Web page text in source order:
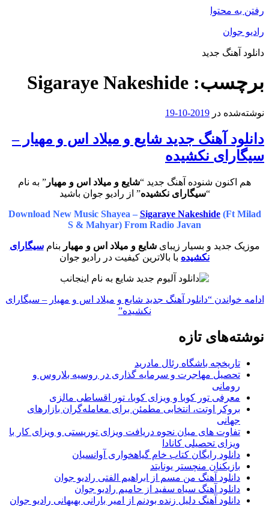
رفتن به محتوا
رادیو جوان
دانلود آهنگ جدید
برچسب: Sigaraye Nakeshide
نوشته‌شده در 2019-10-19
دانلود آهنگ جدید شایع و میلاد اس و مهیار –
سیگارای نکشیده
هم اکنون شنوده آهنگ جدید “شایع و میلاد اس و مهیار ” به نام
“سیگارای نکشیده” از رادیو جوان باشید
Download New Music Shayea – Sigaraye Nakeshide(Ft Milad
S & Mahyar) From Radio Javan
موزیک جدید و بسیار زیبایشایع و میلاد اس و مهیار بنامسیگارای
نکشیده با بالاترین کیفیت در رادیو جوان
ادامه خواندن “دانلود آهنگ جدید شایع و میلاد اس و مهیار – سیگارای
نکشیده”
نوشته‌های تازه
تاریخچه باشگاه رئال مادرید
تحصیل مهاجرت و سرمایه گذاری در روسیه بلاروس و
رومانی
معرفی تور کوبا و ویزای کوبا، تور اقساطی مالزی
بروکر اوتت، انتخابی مطمئن برای معامله‌گران بازارهای
جهانی
تفاوت های میان نحوه دریافت ویزای توریستی و ویزای کار با
ویزای تحصیلی کانادا
دانلود رایگان کتاب خام گیاهخواری آوانسیان
بازیکنان منچستر یونایتد
دانلود آهنگ من مسم از ابراهیم الفتی رادیو جوان
دانلود آهنگ سیاه سفید از حامیم رادیو جوان
دانلود آهنگ دلیل زنده بودنم از امیر بارانی بهبهانی رادیو جوان